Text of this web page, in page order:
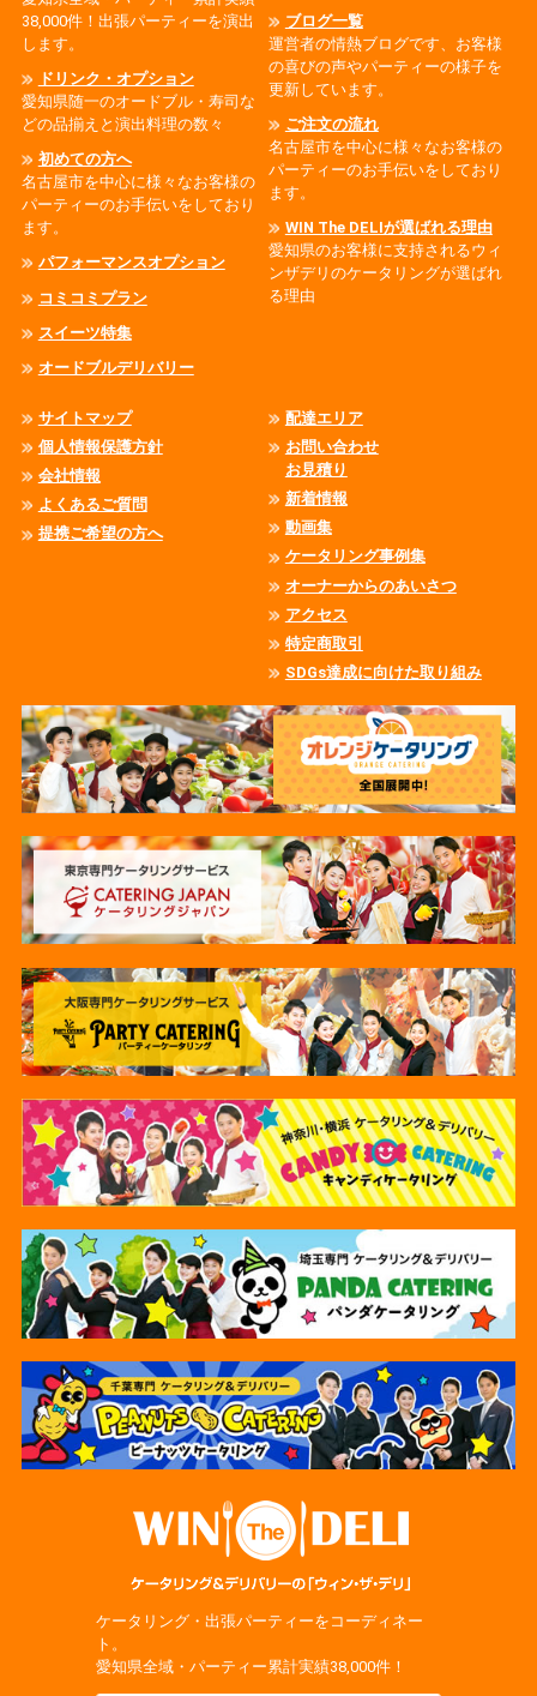
38,000件！出張パーティーを演出
します。
ドリンク・オプション
愛知県随一のオードブル・寿司な
どの品揃えと演出料理の数々
初めての方へ
名古屋市を中心に様々なお客様の
パーティーのお手伝いをしており
ます。
パフォーマンスオプション
コミコミプラン
スイーツ特集
オードブルデリバリー
ブログ一覧
運営者の情熱ブログです、お客様
の喜びの声やパーティーの様子を
更新しています。
ご注文の流れ
名古屋市を中心に様々なお客様の
パーティーのお手伝いをしており
ます。
WIN The DELIが選ばれる理由
愛知県のお客様に支持されるウィ
ンザデリのケータリングが選ばれ
る理由
サイトマップ
個人情報保護方針
会社情報
よくあるご質問
提携ご希望の方へ
配達エリア
お問い合わせ
お見積り
新着情報
動画集
ケータリング事例集
オーナーからのあいさつ
アクセス
特定商取引
SDGs達成に向けた取り組み
ケータリング・出張パーティーをコーディネー
ト。
愛知県全域・パーティー累計実績38,000件！